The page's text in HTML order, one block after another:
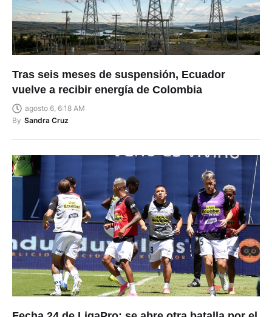
Tras seis meses de suspensión, Ecuador
vuelve a recibir energía de Colombia
agosto 6, 6:18 AM
By Sandra Cruz